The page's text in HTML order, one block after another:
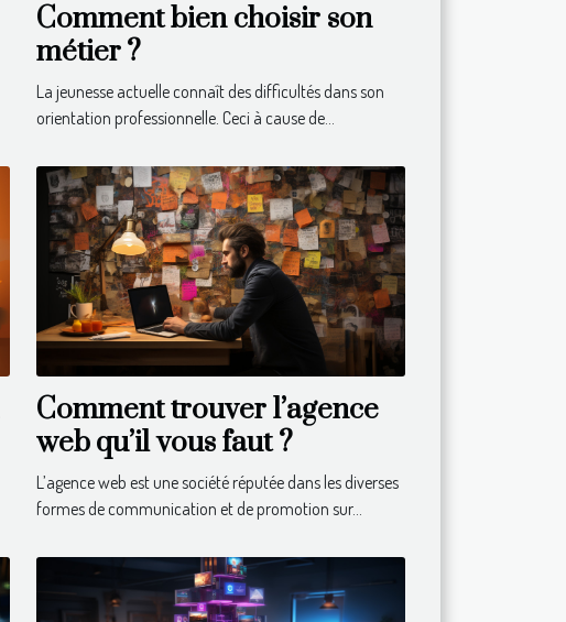
Comment bien choisir son
métier ?
La jeunesse actuelle connaît des difficultés dans son
orientation professionnelle. Ceci à cause de...
Comment trouver l’agence
web qu’il vous faut ?
L’agence web est une société réputée dans les diverses
formes de communication et de promotion sur...